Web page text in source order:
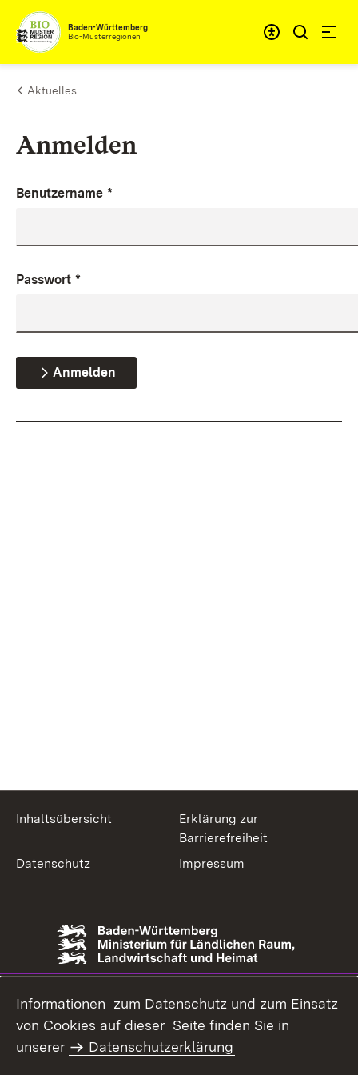
Zum Inhalt springen
Baden-Württemberg
Bio-Musterregionen
Aktuelles
Anmelden
Benutzername *
Passwort *
Anmelden
Inhaltsübersicht
Erklärung zur
Barrierefreiheit
Datenschutz
Impressum
Informationen zum Datenschutz und zum Einsatz
von Cookies auf dieser Seite finden Sie in
unserer
Datenschutzerklärung